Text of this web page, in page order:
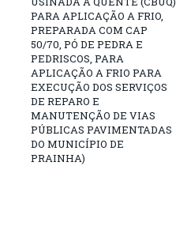
PARA APLICAÇÃO A FRIO,
PREPARADA COM CAP
50/70, PÓ DE PEDRA E
PEDRISCOS, PARA
APLICAÇÃO A FRIO PARA
EXECUÇÃO DOS SERVIÇOS
DE REPARO E
MANUTENÇÃO DE VIAS
PÚBLICAS PAVIMENTADAS
DO MUNICÍPIO DE
PRAINHA)